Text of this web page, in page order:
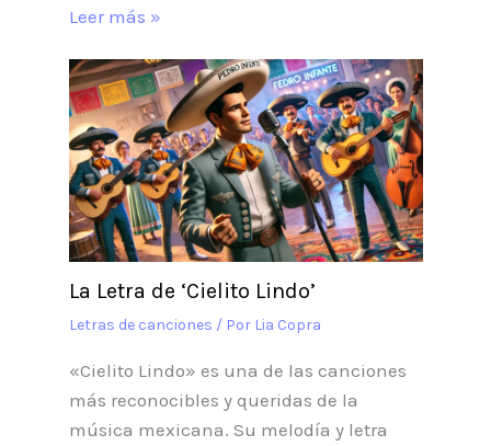
Leer más »
La Letra de ‘Cielito Lindo’
Letras de canciones / Por Lia Copra
«Cielito Lindo» es una de las canciones
más reconocibles y queridas de la
música mexicana. Su melodía y letra